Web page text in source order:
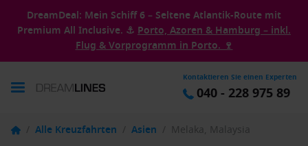
DreamDeal: Mein Schiff 6 – Seltene Atlantik-Route mit
Premium All Inclusive. ⚓ Porto, Azoren & Hamburg – inkl.
Flug & Vorprogramm in Porto. 🍷
Kontaktieren Sie einen Experten
040 - 228 975 89
/ Alle Kreuzfahrten / Asien / Melaka, Malaysia